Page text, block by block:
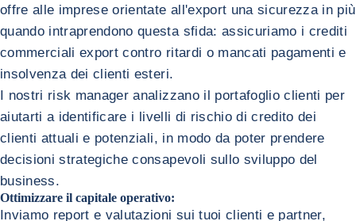
offre alle imprese orientate all'export una sicurezza in più
quando intraprendono questa sfida: assicuriamo i crediti
commerciali export contro ritardi o mancati pagamenti e
insolvenza dei clienti esteri.
I nostri risk manager analizzano il portafoglio clienti per
aiutarti a identificare i livelli di rischio di credito dei
clienti attuali e potenziali, in modo da poter prendere
decisioni strategiche consapevoli sullo sviluppo del
business.
Ottimizzare il capitale operativo:
Inviamo report e valutazioni sui tuoi clienti e partner,